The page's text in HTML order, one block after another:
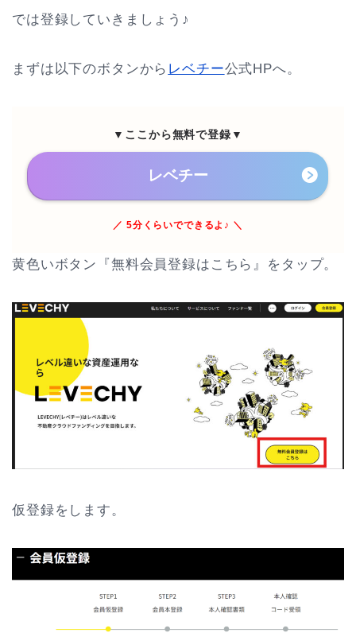
では登録していきましょう♪
まずは以下のボタンから レベチー公式HPへ。
▼ここから無料で登録▼
レベチー
／ 5分くらいでできるよ♪ ＼
黄色いボタン『無料会員登録はこちら』をタップ。
仮登録をします。